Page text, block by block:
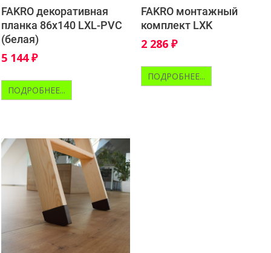
FAKRO декоративная
планка 86х140 LXL-PVC
(белая)
5 144₽
ПОДРОБНЕЕ...
FAKRO монтажный
комплект LXK
2 286 ₽
ПОДРОБНЕЕ...